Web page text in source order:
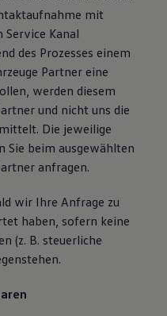
mit
Kanal
des Prozesses einem
Partner eine
werden diesem
und nicht uns die
Die jeweilige
Sie beim ausgewählten
anfragen.
wir Ihre Anfrage zu
haben, sofern keine
(z. B. steuerliche